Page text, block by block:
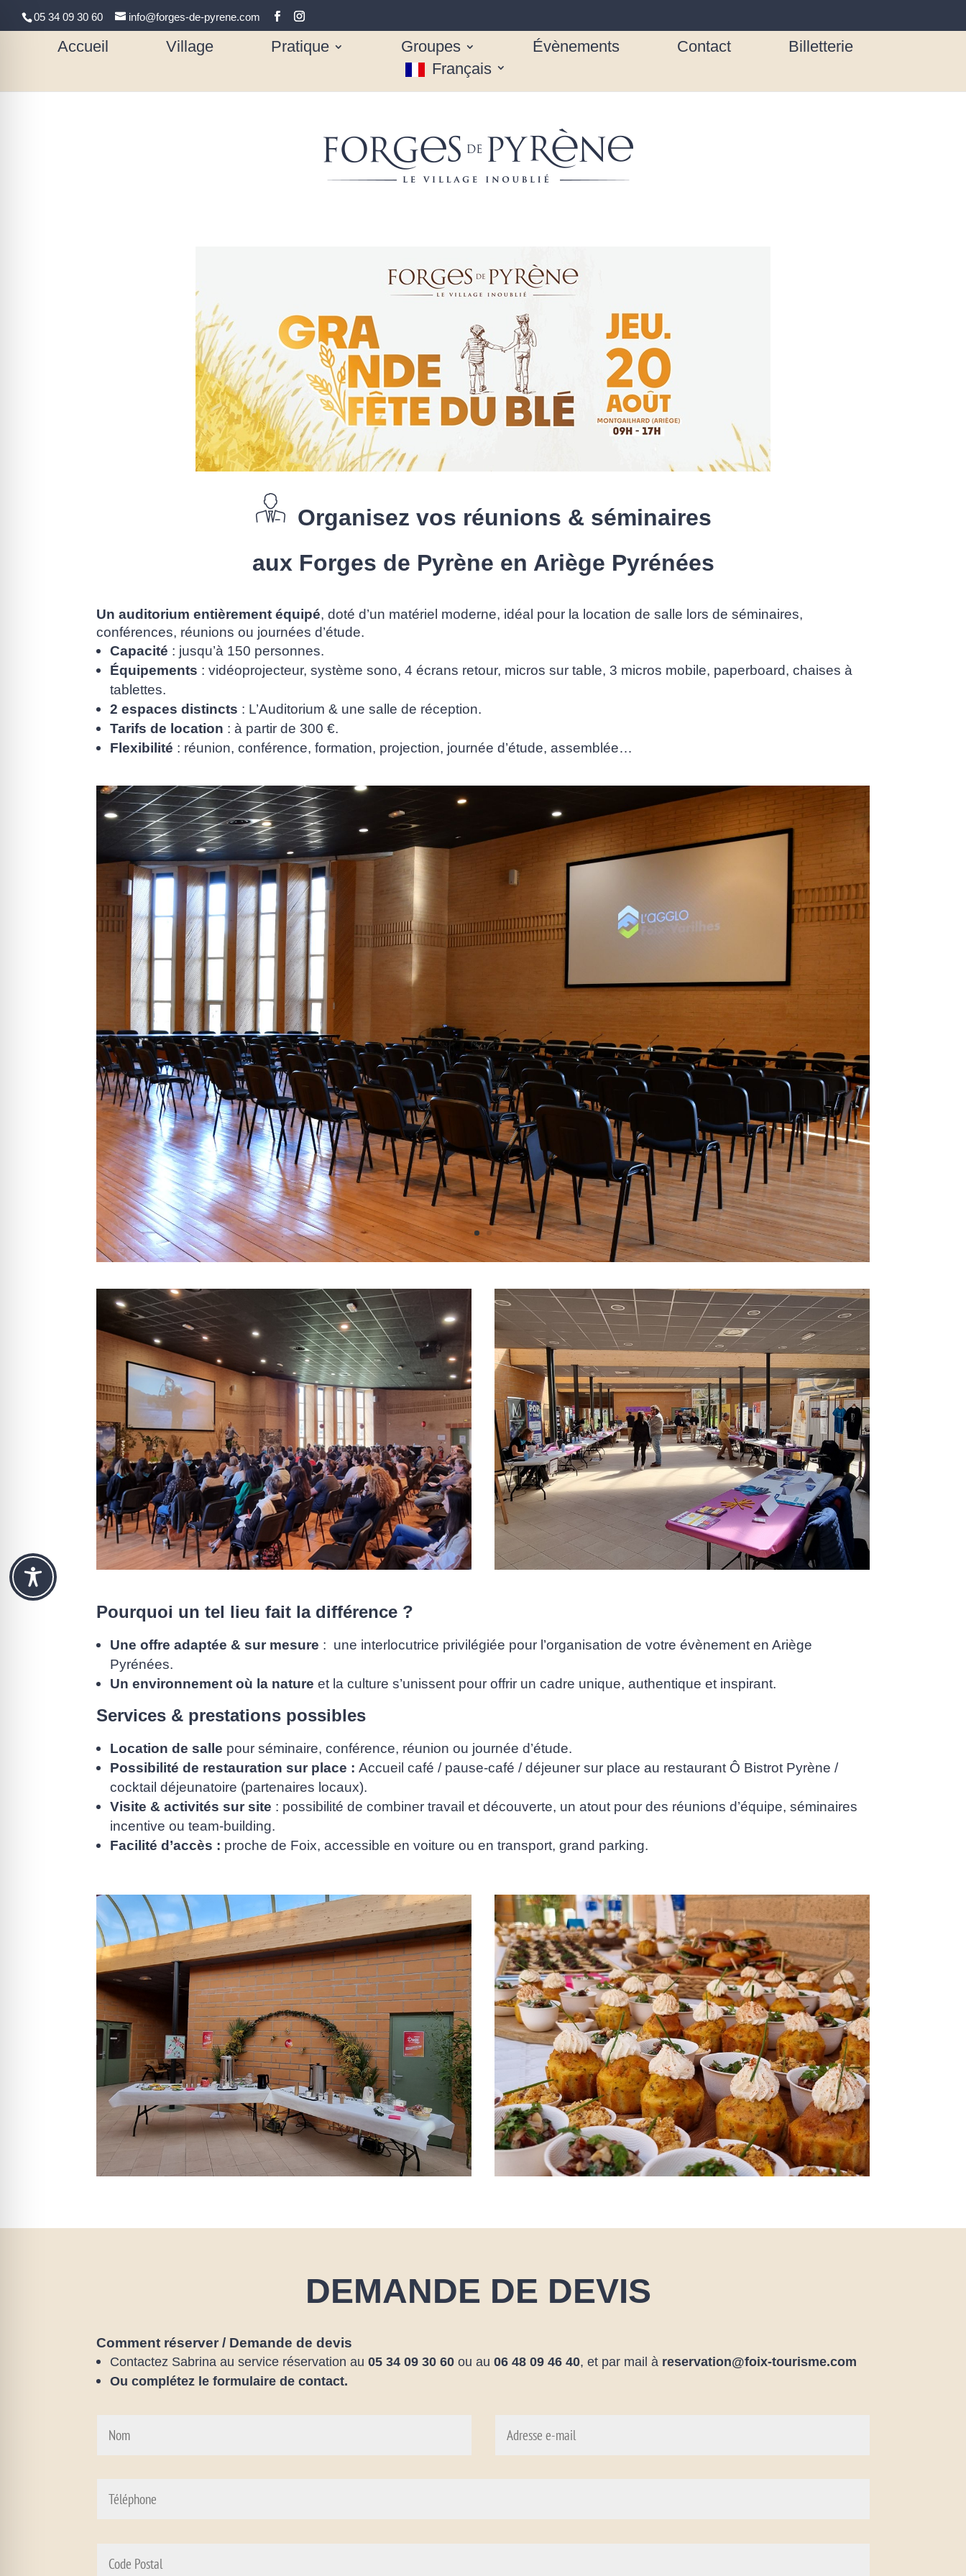
05 34 09 30 60 info@forges-de-pyrene.com
Accueil Village Pratique Groupes Évènements Contact
Billetterie
Français
Organisez vos réunions & séminaires
aux Forges de Pyrène en Ariège Pyrénées
Un auditorium entièrement équipé, doté d’un matériel moderne, idéal pour la location de salle lors de séminaires,
conférences, réunions ou journées d’étude.
Capacité : jusqu’à 150 personnes.
Équipements : vidéoprojecteur, système sono, 4 écrans retour, micros sur table, 3 micros mobile, paperboard, chaises à
tablettes.
2 espaces distincts : L’Auditorium & une salle de réception.
Tarifs de location : à partir de 300 €.
Flexibilité : réunion, conférence, formation, projection, journée d’étude, assemblée…
Pourquoi un tel lieu fait la différence ?
Une offre adaptée & sur mesure : une interlocutrice privilégiée pour l’organisation de votre évènement en Ariège
Pyrénées.
Un environnement où la nature et la culture s’unissent pour offrir un cadre unique, authentique et inspirant.
Services & prestations possibles
Location de salle pour séminaire, conférence, réunion ou journée d’étude.
Possibilité de restauration sur place :Accueil café / pause-café / déjeuner sur place au restaurant Ô Bistrot Pyrène /
cocktail déjeunatoire (partenaires locaux).
Visite & activités sur site : possibilité de combiner travail et découverte, un atout pour des réunions d’équipe, séminaires
incentive ou team-building.
Facilité d’accès : proche de Foix,accessible en voiture ou en transport, grand parking.
DEMANDE DE DEVIS
Comment réserver / Demande de devis
Contactez Sabrina au service réservation au05 34 09 30 60 ou au06 48 09 46 40, et par mail à reservation@foix-tourisme.com
Ou complétez le formulaire de contact.